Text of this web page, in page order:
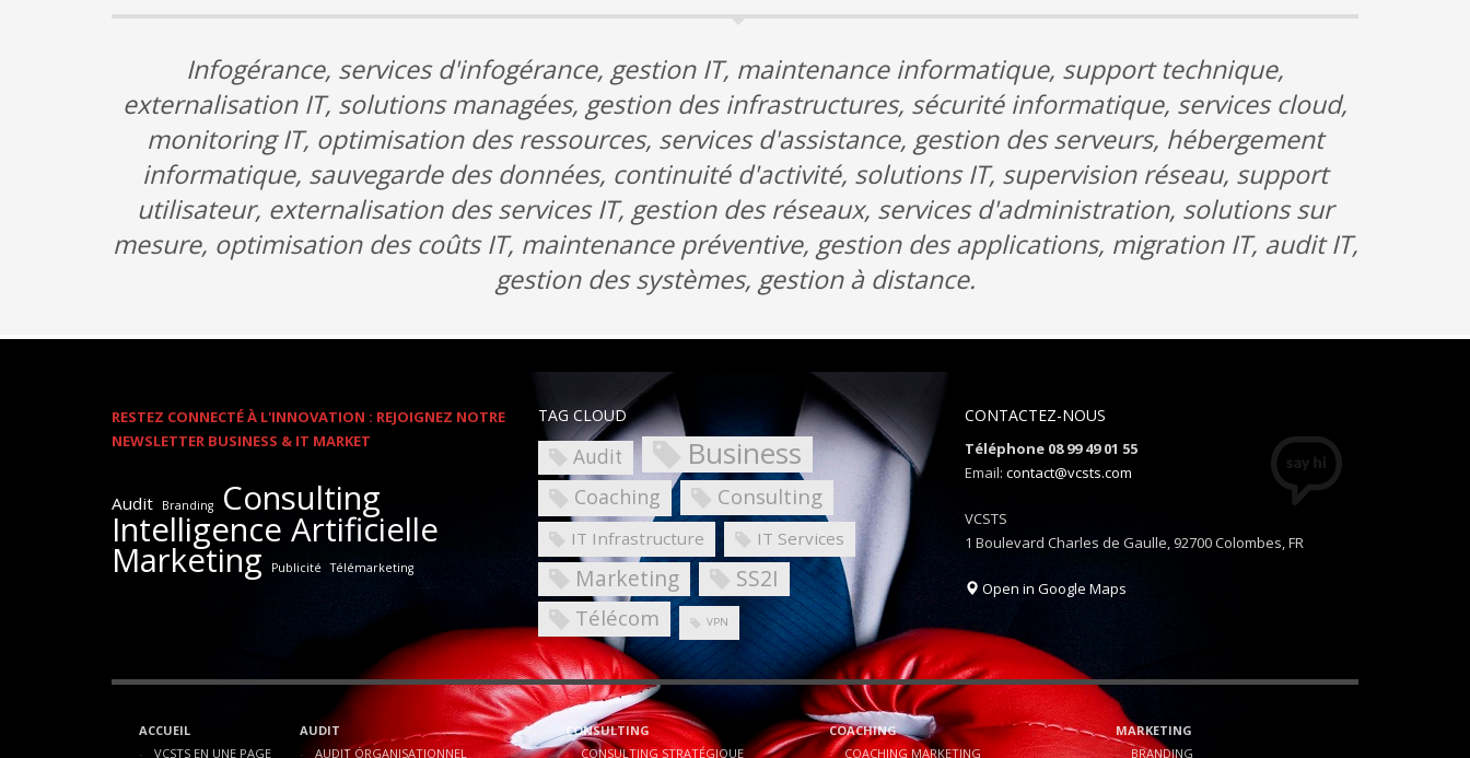
Infogérance, services d'infogérance, gestion IT, maintenance informatique, support technique,
externalisation IT, solutions managées, gestion des infrastructures, sécurité informatique, services cloud,
monitoring IT, optimisation des ressources, services d'assistance, gestion des serveurs, hébergement
informatique, sauvegarde des données, continuité d'activité, solutions IT, supervision réseau, support
utilisateur, externalisation des services IT, gestion des réseaux, services d'administration, solutions sur
mesure, optimisation des coûts IT, maintenance préventive, gestion des applications, migration IT, audit IT,
gestion des systèmes, gestion à distance.
RESTEZ CONNECTÉ À L'INNOVATION : REJOIGNEZ NOTRE
NEWSLETTER BUSINESS & IT MARKET
Audit Branding Consulting
Intelligence Artificielle
Marketing Publicité Télémarketing
TAG CLOUD
Audit Business
Coaching Consulting
IT Infrastructure IT Services
Marketing SS2I
Télécom VPN
CONTACTEZ-NOUS
Téléphone 08 99 49 01 55
Email: contact@vcsts.com
VCSTS
1 Boulevard Charles de Gaulle, 92700 Colombes, FR
Open in Google Maps
ACCUEIL
VCSTS EN UNE PAGE
AUDIT
AUDIT ORGANISATIONNEL
CONSULTING
CONSULTING STRATÉGIQUE
COACHING
COACHING MARKETING
MARKETING
BRANDING